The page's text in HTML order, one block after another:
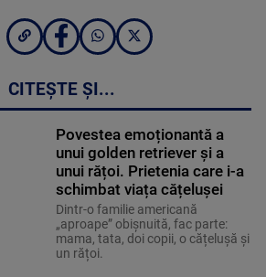
CITEȘTE ȘI...
Povestea emoționantă a
unui golden retriever și a
unui rățoi. Prietenia care i-a
schimbat viața cățelușei
Dintr-o familie americană
„aproape” obișnuită, fac parte:
mama, tata, doi copii, o cățelușă și
un rățoi.